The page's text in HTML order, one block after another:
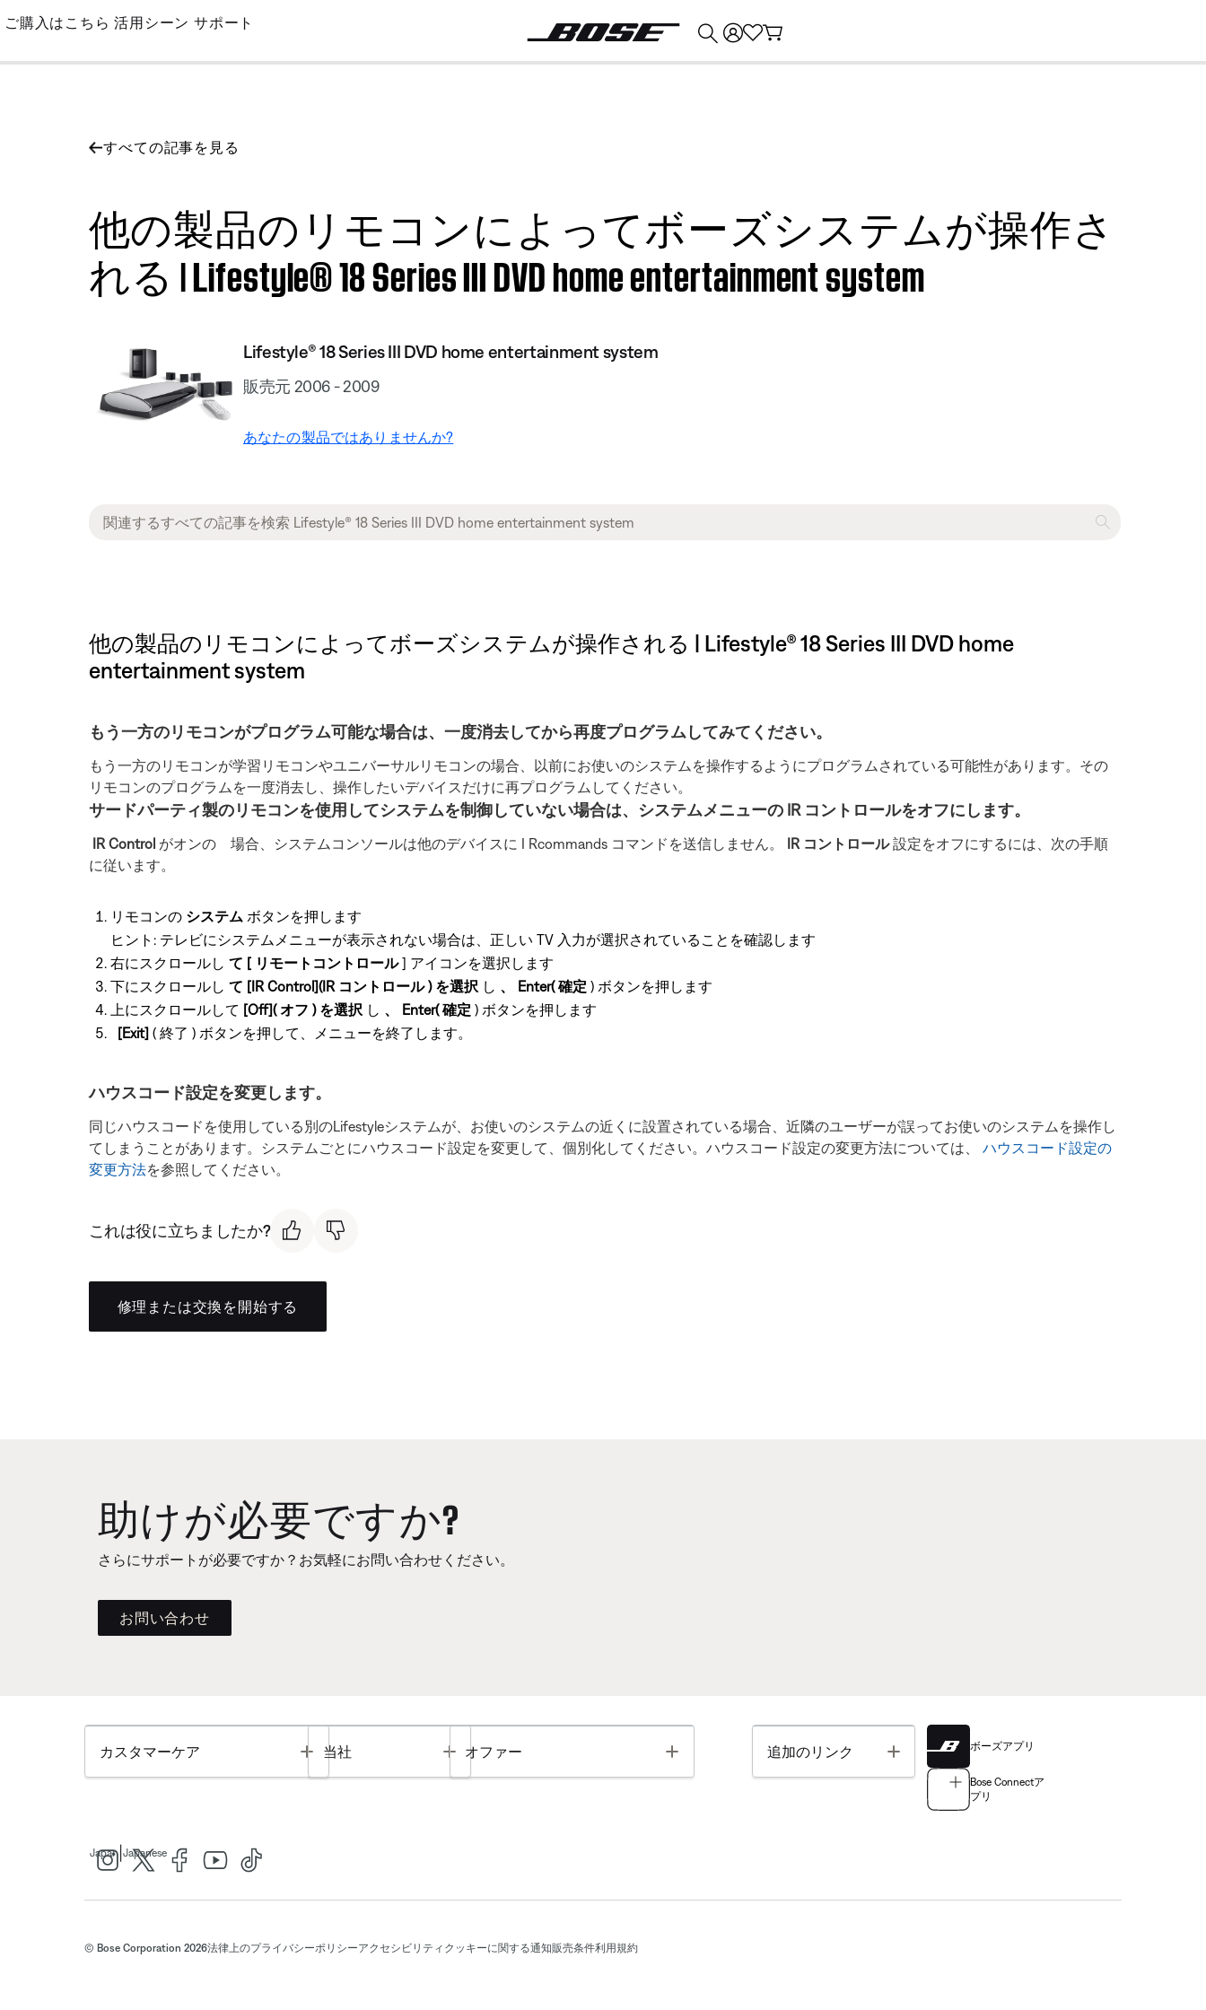
Skip
Main
ご購入はこちら 活用シーン サポート
すべての記事を見る
他の製品のリモコンによってボーズシステムが操作さ
れる | Lifestyle® 18 Series III DVD home entertainment system
Lifestyle® 18 Series III DVD home entertainment system
販売元 2006 - 2009
あなたの製品ではありませんか?
他の製品のリモコンによってボーズシステムが操作される | Lifestyle® 18 Series III DVD home
entertainment system
もう一方のリモコンがプログラム可能な場合は、一度消去してから再度プログラムしてみてください。
もう一方のリモコンが学習リモコンやユニバーサルリモコンの場合、以前にお使いのシステムを操作するようにプログラムされている可能性があります。その
リモコンのプログラムを一度消去し、操作したいデバイスだけに再プログラムしてください。
サードパーティ製のリモコンを使用してシステムを制御していない場合は、システムメニューの IR コントロールをオフにします。
IR Control がオンの 場合、システムコンソールは他のデバイスに I Rcommands コマンドを送信しません。 IR コントロール設定をオフにするには、次の手順
に従います。
リモコンの システム ボタンを押します
ヒント: テレビにシステムメニューが表示されない場合は、正しい TV 入力が選択されていることを確認します
右にスクロールし て [ リモートコントロール] アイコンを選択します
下にスクロールし て [IR Control](IR コントロール ) を選択 し 、 Enter( 確定 ) ボタンを押します
上にスクロールして [Off]( オフ ) を選択 し 、 Enter( 確定 ) ボタンを押します
[Exit] ( 終了 ) ボタンを押して、メニューを終了します。
ハウスコード設定を変更します。
同じハウスコードを使用している別のLifestyleシステムが、お使いのシステムの近くに設置されている場合、近隣のユーザーが誤ってお使いのシステムを操作し
てしまうことがあります。システムごとにハウスコード設定を変更して、個別化してください。ハウスコード設定の変更方法については、 ハウスコード設定の
変更方法を参照してください。
これは役に立ちましたか?
修理または交換を開始する
助けが必要ですか?
さらにサポートが必要ですか？お気軽にお問い合わせください。
お問い合わせ
カスタマーケア Toggle
当社 Toggle
オファー Toggle 追加のリンク Toggle ボーズアプリ
Bose Connectア
プリ
Japan Japanese
© Bose Corporation 2026法律上のプライバシーポリシーアクセシビリティ クッキーに関する通知販売条件利用規約